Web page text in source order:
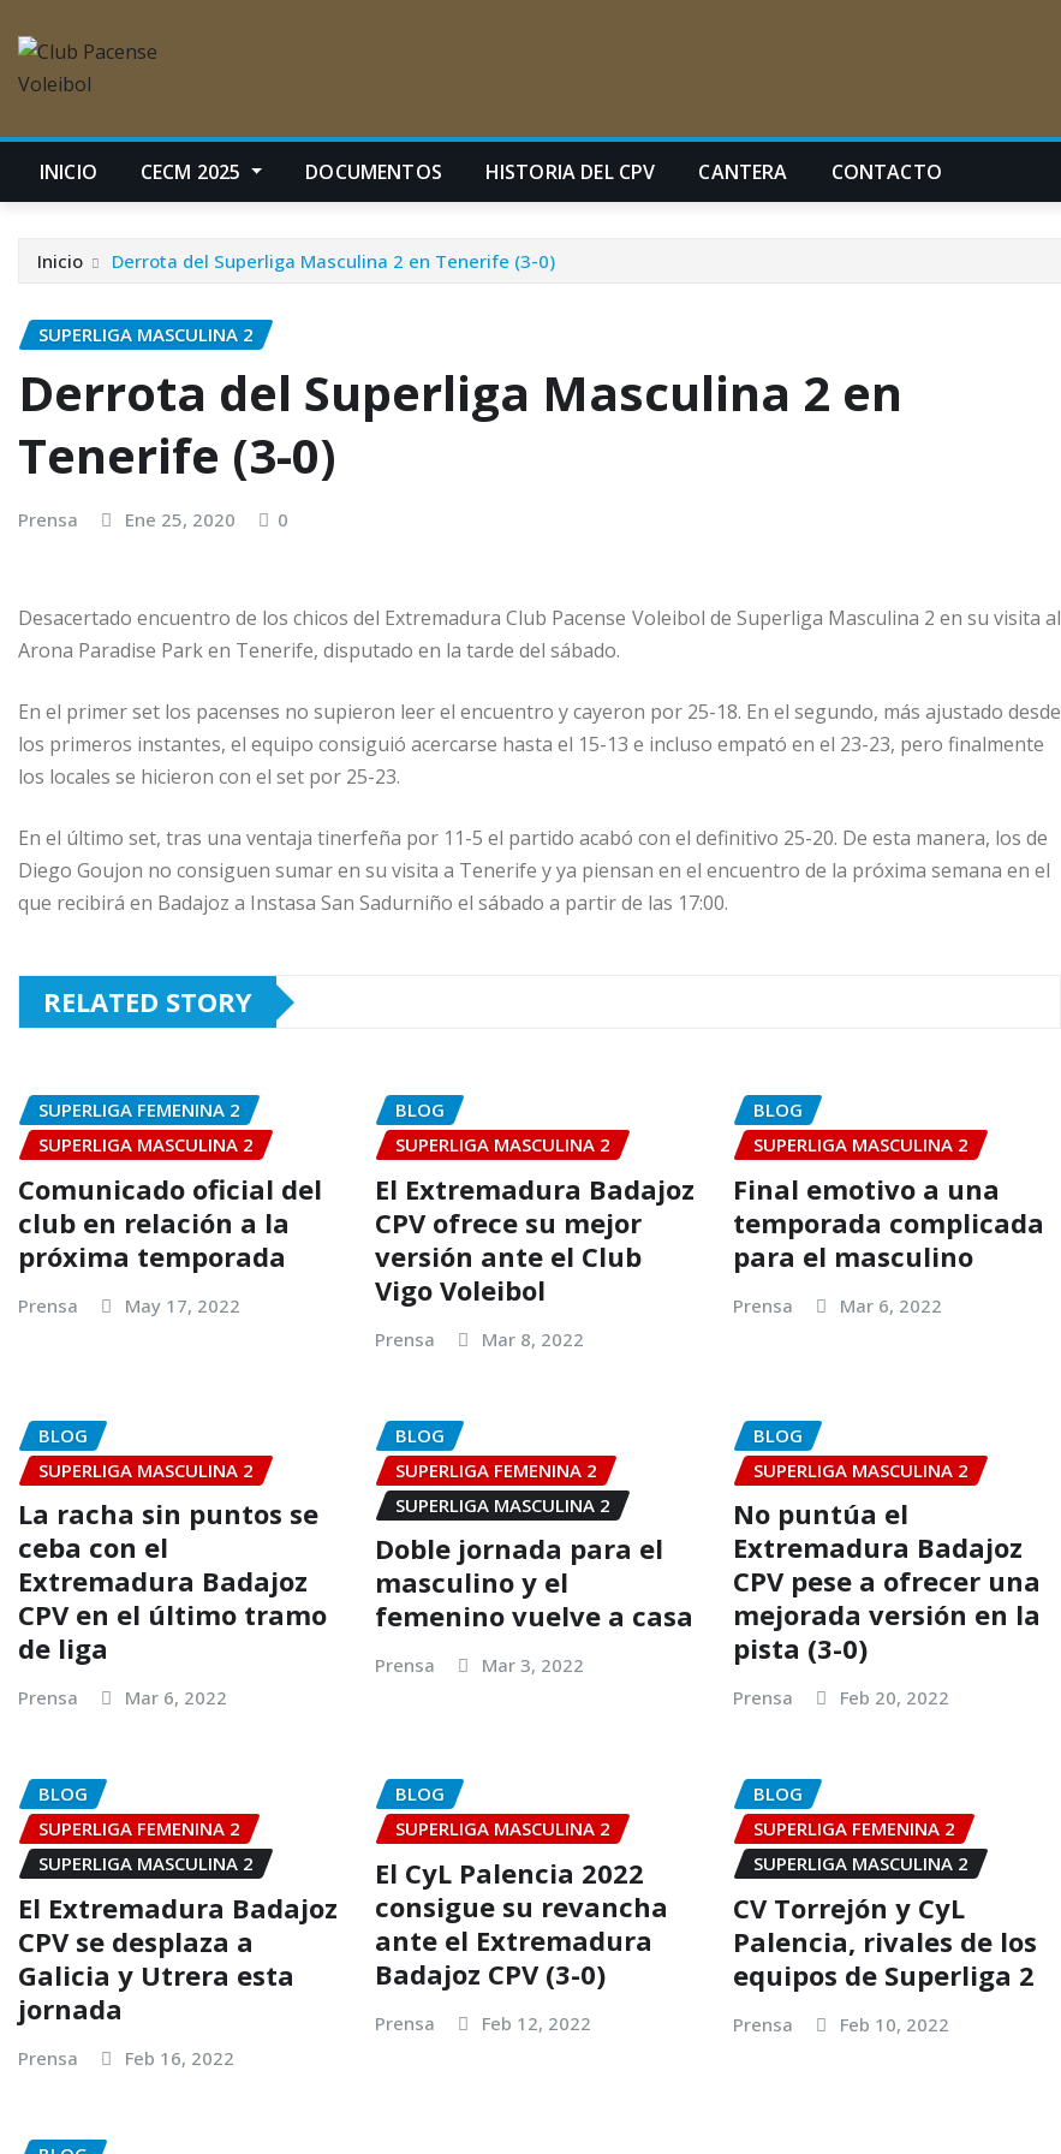
INICIO CECM 2025 DOCUMENTOS HISTORIA DEL CPV CANTERA CONTACTO
Inicio Derrota del Superliga Masculina 2 en Tenerife (3-0)
SUPERLIGA MASCULINA 2
Derrota del Superliga Masculina 2 en
Tenerife (3-0)
Prensa Ene 25, 2020 0
Desacertado encuentro de los chicos del Extremadura Club Pacense Voleibol de Superliga Masculina 2 en su visita al
Arona Paradise Park en Tenerife, disputado en la tarde del sábado.
En el primer set los pacenses no supieron leer el encuentro y cayeron por 25-18. En el segundo, más ajustado desde
los primeros instantes, el equipo consiguió acercarse hasta el 15-13 e incluso empató en el 23-23, pero finalmente
los locales se hicieron con el set por 25-23.
En el último set, tras una ventaja tinerfeña por 11-5 el partido acabó con el definitivo 25-20. De esta manera, los de
Diego Goujon no consiguen sumar en su visita a Tenerife y ya piensan en el encuentro de la próxima semana en el
que recibirá en Badajoz a Instasa San Sadurniño el sábado a partir de las 17:00.
RELATED STORY
SUPERLIGA FEMENINA 2
SUPERLIGA MASCULINA 2
Comunicado oficial del
club en relación a la
próxima temporada
Prensa May 17, 2022
BLOG
SUPERLIGA MASCULINA 2
El Extremadura Badajoz
CPV ofrece su mejor
versión ante el Club
Vigo Voleibol
Prensa Mar 8, 2022
BLOG
SUPERLIGA MASCULINA 2
Final emotivo a una
temporada complicada
para el masculino
Prensa Mar 6, 2022
BLOG
SUPERLIGA MASCULINA 2
La racha sin puntos se
ceba con el
Extremadura Badajoz
CPV en el último tramo
de liga
Prensa Mar 6, 2022
BLOG
SUPERLIGA FEMENINA 2
SUPERLIGA MASCULINA 2
Doble jornada para el
masculino y el
femenino vuelve a casa
Prensa Mar 3, 2022
BLOG
SUPERLIGA MASCULINA 2
No puntúa el
Extremadura Badajoz
CPV pese a ofrecer una
mejorada versión en la
pista (3-0)
Prensa Feb 20, 2022
BLOG
SUPERLIGA FEMENINA 2
SUPERLIGA MASCULINA 2
El Extremadura Badajoz
CPV se desplaza a
Galicia y Utrera esta
jornada
Prensa Feb 16, 2022
BLOG
SUPERLIGA MASCULINA 2
El CyL Palencia 2022
consigue su revancha
ante el Extremadura
Badajoz CPV (3-0)
Prensa Feb 12, 2022
BLOG
SUPERLIGA FEMENINA 2
SUPERLIGA MASCULINA 2
CV Torrejón y CyL
Palencia, rivales de los
equipos de Superliga 2
Prensa Feb 10, 2022